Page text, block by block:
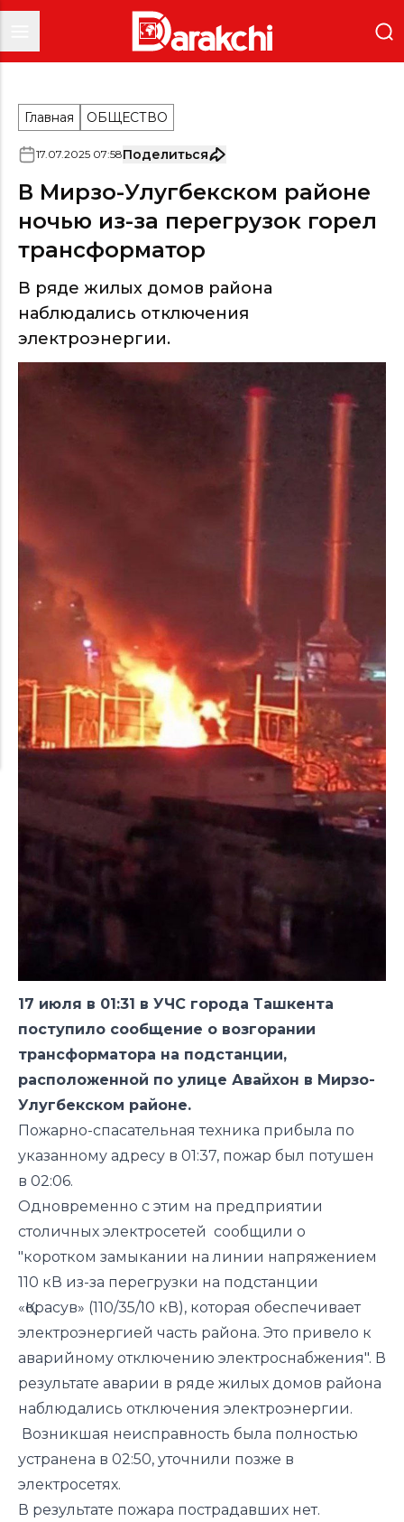
Главная ОБЩЕСТВО
17.07.2025 07:58Поделиться
В Мирзо-Улугбекском районе
ночью из-за перегрузок горел
трансформатор
В ряде жилых домов района
наблюдались отключения
электроэнергии.
17 июля в 01:31 в УЧС города Ташкента
поступило сообщение о возгорании
трансформатора на подстанции,
расположенной по улице Авайхон в Мирзо-
Улугбекском районе.
Пожарно-спасательная техника прибыла по
указанному адресу в 01:37, пожар был потушен
в 02:06.
Одновременно с этим на предприятии
столичных электросетей сообщили о
"коротком замыкании на линии напряжением
110 кВ из-за перегрузки на подстанции
«Қорасув» (110/35/10 кВ), которая обеспечивает
электроэнергией часть района. Это привело к
аварийному отключению электроснабжения". В
результате аварии в ряде жилых домов района
наблюдались отключения электроэнергии.
Возникшая неисправность была полностью
устранена в 02:50, уточнили позже в
электросетях.
В результате пожара пострадавших нет.